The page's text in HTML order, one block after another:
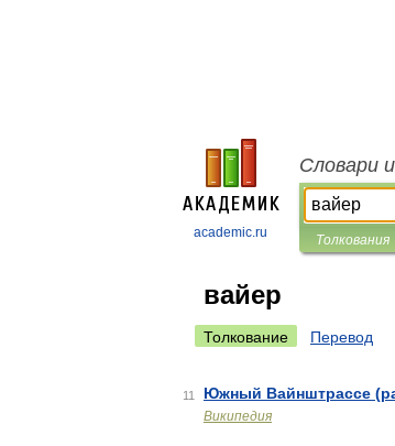
academic.ru
Словари
Толкования
вайер
Толкование Перевод
11 Южный Вайнштрассе
Википедия